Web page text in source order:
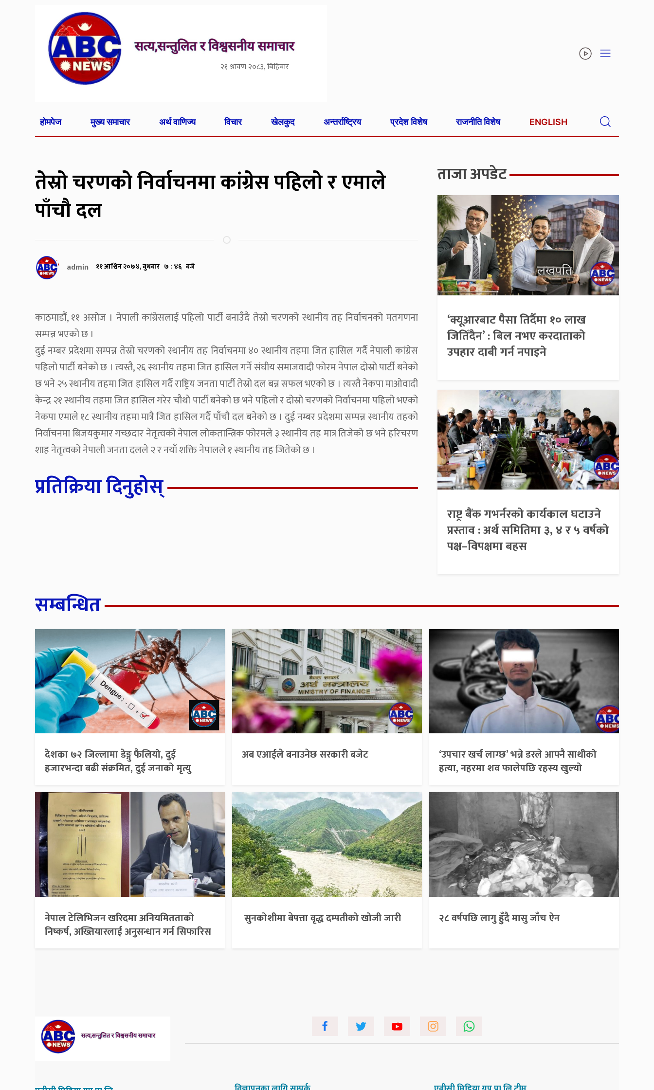
२१ श्रावण २०८३, बिहिबार
होमपेज मुख्य समाचार अर्थ वाणिज्य विचार खेलकुद अन्तर्राष्ट्रिय प्रदेश विशेष राजनीति विशेष ENGLISH
तेस्रो चरणको निर्वाचनमा कांग्रेस पहिलो र एमाले
पाँचौ दल
admin ११ आश्विन २०७४, बुधबार ७ : ४६ बजे
काठमाडौं, ११ असोज । नेपाली कांग्रेसलाई पहिलो पार्टी बनाउँदै तेस्रो चरणको स्थानीय तह निर्वाचनको मतगणना
सम्पन्न भएको छ ।
दुई नम्बर प्रदेशमा सम्पन्न तेस्रो चरणको स्थानीय तह निर्वाचनमा ४० स्थानीय तहमा जित हासिल गर्दै नेपाली कांग्रेस
पहिलो पार्टी बनेको छ । त्यस्तै, २६ स्थानीय तहमा जित हासिल गर्ने संघीय समाजवादी फोरम नेपाल दोस्रो पार्टी बनेको
छ भने २५ स्थानीय तहमा जित हासिल गर्दै राष्ट्रिय जनता पार्टी तेस्रो दल बन्न सफल भएको छ । त्यस्तै नेकपा माओवादी
केन्द्र २१ स्थानीय तहमा जित हासिल गरेर चौथो पार्टी बनेको छ भने पहिलो र दोस्रो चरणको निर्वाचनमा पहिलो भएको
नेकपा एमाले १८ स्थानीय तहमा मात्रै जित हासिल गर्दै पाँचौ दल बनेको छ । दुई नम्बर प्रदेशमा सम्पन्न स्थानीय तहको
निर्वाचनमा बिजयकुमार गच्छदार नेतृत्वको नेपाल लोकतान्त्रिक फोरमले ३ स्थानीय तह मात्र तिजेको छ भने हरिचरण
शाह नेतृत्वको नेपाली जनता दलले २ र नयाँ शक्ति नेपालले १ स्थानीय तह जितेको छ ।
प्रतिक्रिया दिनुहोस्
ताजा अपडेट
‘क्यूआरबाट पैसा तिर्दैमा १० लाख
जितिँदैन’ : बिल नभए करदाताको
उपहार दाबी गर्न नपाइने
राष्ट्र बैंक गभर्नरको कार्यकाल घटाउने
प्रस्ताव : अर्थ समितिमा ३, ४ र ५ वर्षको
पक्ष–विपक्षमा बहस
सम्बन्धित
देशका ७२ जिल्लामा डेङ्गु फैलियो, दुई
हजारभन्दा बढी संक्रमित, दुई जनाको मृत्यु
अब एआईले बनाउनेछ सरकारी बजेट
‘उपचार खर्च लाग्छ’ भन्ने डरले आफ्नै साथीको
हत्या, नहरमा शव फालेपछि रहस्य खुल्यो
नेपाल टेलिभिजन खरिदमा अनियमितताको
निष्कर्ष, अख्तियारलाई अनुसन्धान गर्न सिफारिस
सुनकोशीमा बेपत्ता वृद्ध दम्पतीको खोजी जारी २८ वर्षपछि लागु हुँदै मासु जाँच ऐन